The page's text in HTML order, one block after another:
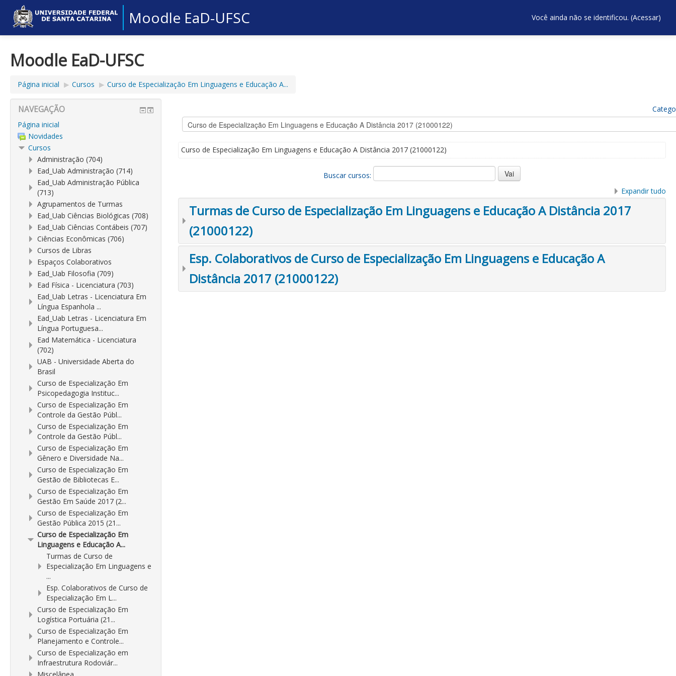
Moodle EaD-UFSC Você ainda não se identificou. (Acessar)
Moodle EaD-UFSC
Página inicial ▶︎ Cursos ▶︎ Curso de Especialização Em Linguagens e Educação A...
Curso de Especialização Em Linguagens e Educação A Distância 2017 (21000122)
Buscar cursos:
Expandir tudo
Turmas de Curso de Especialização Em Linguagens e Educação A Distância 2017
(21000122)
Esp. Colaborativos de Curso de Especialização Em Linguagens e Educação A
Distância 2017 (21000122)
NAVEGAÇÃO
Página inicial
Novidades
Cursos
Administração (704)
Ead_Uab Administração (714)
Ead_Uab Administração Pública
(713)
Agrupamentos de Turmas
Ead_Uab Ciências Biológicas (708)
Ead_Uab Ciências Contábeis (707)
Ciências Econômicas (706)
Cursos de Libras
Espaços Colaborativos
Ead_Uab Filosofia (709)
Ead Física - Licenciatura (703)
Ead_Uab Letras - Licenciatura Em
Língua Espanhola ...
Ead_Uab Letras - Licenciatura Em
Língua Portuguesa...
Ead Matemática - Licenciatura
(702)
UAB - Universidade Aberta do
Brasil
Curso de Especialização Em
Psicopedagogia Instituc...
Curso de Especialização Em
Controle da Gestão Públ...
Curso de Especialização Em
Controle da Gestão Públ...
Curso de Especialização Em
Gênero e Diversidade Na...
Curso de Especialização Em
Gestão de Bibliotecas E...
Curso de Especialização Em
Gestão Em Saúde 2017 (2...
Curso de Especialização Em
Gestão Pública 2015 (21...
Curso de Especialização Em
Linguagens e Educação A...
Turmas de Curso de
Especialização Em Linguagens e
...
Esp. Colaborativos de Curso de
Especialização Em L...
Curso de Especialização Em
Logística Portuária (21...
Curso de Especialização Em
Planejamento e Controle...
Curso de Especialização em
Infraestrutura Rodoviár...